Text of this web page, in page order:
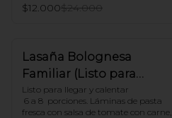
$12.000$24.000
Lasaña Bolognesa
Familiar (Listo para
hornear en casa)
Listo para llegar y calentar
6 a 8  porciones. Láminas de pasta
fresca con salsa de tomate con carne,